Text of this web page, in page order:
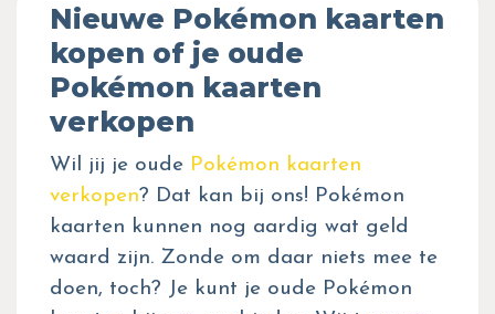
Nieuwe Pokémon kaarten
kopen of je oude
Pokémon kaarten
verkopen
Wil jij je oude Pokémon kaarten
verkopen? Dat kan bij ons! Pokémon
kaarten kunnen nog aardig wat geld
waard zijn. Zonde om daar niets mee te
doen, toch? Je kunt je oude Pokémon